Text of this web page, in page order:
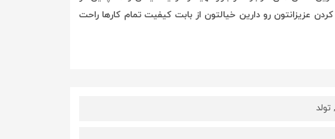
عزیزانتون رو دارین خیالتون از بابت کیفیت تمام کارها راحت